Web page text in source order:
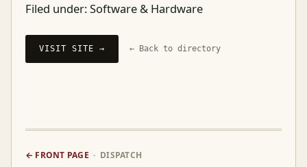
Filed under:Software & Hardware
VISIT SITE → ← Back to directory
← FRONT PAGE · DISPATCH